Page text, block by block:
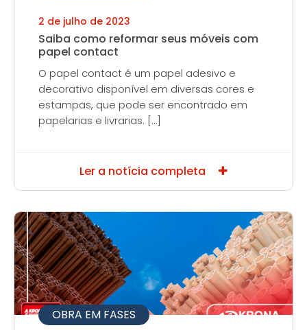
2 de julho de 2023
Saiba como reformar seus móveis com
papel contact
O papel contact é um papel adesivo e
decorativo disponível em diversas cores e
estampas, que pode ser encontrado em
papelarias e livrarias. […]
Ler a notícia completa
OBRA EM FASES